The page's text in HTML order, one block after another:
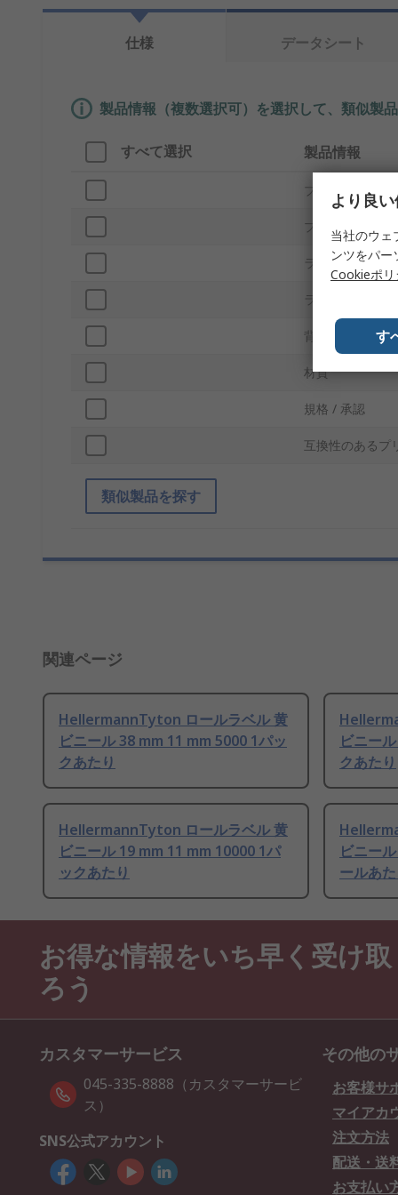
仕様 データシート
製品情報（複数選択可）を選択して、類似製
すべて選択 製品情報
ブランド
プロダクトタイ
ラベルの幅
ラベル長さ
背景色
材質
規格 / 承認
互換性のあるプ
類似製品を探す
関連ページ
HellermannTyton ロールラベル 黄
ビニール 38 mm 11 mm 5000 1パッ
クあたり
ビニー
クあたり
HellermannTyton ロールラベル 黄
ビニール 19 mm 11 mm 10000 1パ
ックあたり
ビニー
ールあ
お得な情報をいち早く受け取
ろう
カスタマーサービス
045-335-8888（カスタマーサービ
ス）
SNS公式アカウント
その他の
お客様サ
マイアカ
注文方法
配送・送
お支払い
より良
当社のウェ
ンツをパ
Cookieポリ
す